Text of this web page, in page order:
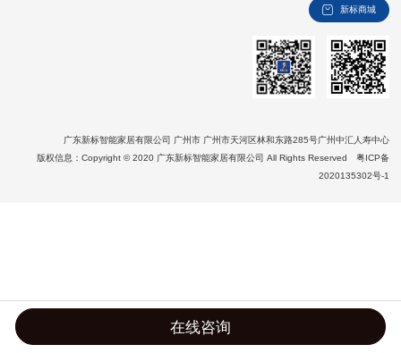
新标商城
广东新标智能家居有限公司 广州市 广州市天河区林和东路285号广州中汇人寿中心
版权信息：Copyright © 2020 广东新标智能家居有限公司 All Rights Reserved 粤ICP备
2020135302号-1
在线咨询